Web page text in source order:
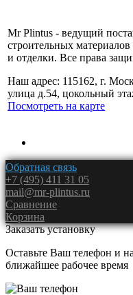
Mr Plintus - ведущий
строительных материалов
и отделки. Все права
Наш адрес: 115162, г.
улица д.54, цокольный
Посмотреть на карте
Обратная связь
+7 (495) 411 31 05
mail@mr-plintus.ru
Сравнение
Корзина
Заказать установку
Оставьте Ваш телефон и
ближайшее рабочее время